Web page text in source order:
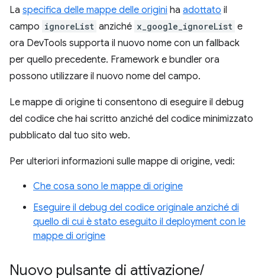
La specifica delle mappe delle origini ha adottato il
campo ignoreList anziché x_google_ignoreList e
ora DevTools supporta il nuovo nome con un fallback
per quello precedente. Framework e bundler ora
possono utilizzare il nuovo nome del campo.
Le mappe di origine ti consentono di eseguire il debug
del codice che hai scritto anziché del codice minimizzato
pubblicato dal tuo sito web.
Per ulteriori informazioni sulle mappe di origine, vedi:
Che cosa sono le mappe di origine
Eseguire il debug del codice originale anziché di
quello di cui è stato eseguito il deployment con le
mappe di origine
Nuovo pulsante di attivazione/